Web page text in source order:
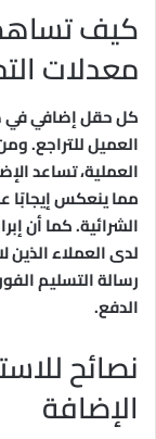
كيف
معدلات
كل حقل إضافي في
العميل للتراجع.
العملية، تساعد
مما ينعكس إيجابًا
الشرائية. كما أن
لدى العملاء الذين
رسالة التسليم
الدفع.
نصائح
الإضافة